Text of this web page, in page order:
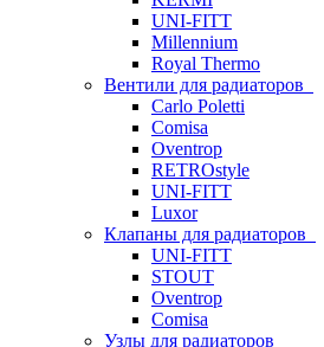
UNI-FITT
Millennium
Royal Thermo
Вентили для радиаторов
Carlo Poletti
Comisa
Oventrop
RETROstyle
UNI-FITT
Luxor
Клапаны для радиаторов
UNI-FITT
STOUT
Oventrop
Comisa
Узлы для радиаторов